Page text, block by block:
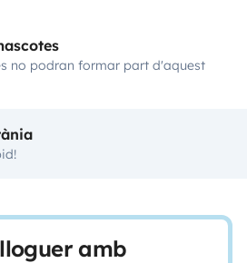
no podran formar part d'aquest
amb